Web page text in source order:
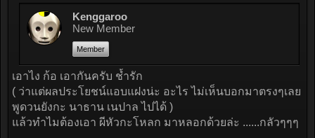
อีกที ปี2010ก้อน่าจาเข้าเดือนมีนาคมของปี2010จึงอยากให้กระจายตาราง
แข่งให้ใกล้ท้ายปีมากขึ้นอีกนิส :cry:
4.ในทุกวันพุธของทุกอาทิตย์ MSL ได้มีการจัดนอกรอบที่เรียกว่า"วันกระป๋อง
แห่งชาติ"ขึ้นโดย โปรโมเต้อจัยดีจอม อิอิ อยู่ทุกพุธอยู่แล้ว แล้วถ้าเกิดสนาม
สุดท้ายมีการแข่งขันในวันพฤหัสประชาชนชาวกระป๋องตาดำๆ ก้อน่าจาได้ถือ
โอกาสมาซ้อมเรียกความฟิตกันท่วนหน้า
5.ถ้าผู้จัดยินยอมกรุณาเลื่อนการแข่งขันออกไปเปนวันที่10Dec คุนพี่G.A.I. จะ
ได้กลับรังตั้งแต่เย็นวันศุกร์ที่4Dec กันไปเรยยาวๆถึงวันอังคาร ก้อน่าจะดีนะ
Kenggaroo
New Member
Member
เอาไง ก้อ เอากันครับ ช้ำรัก
( ว่าแต่ผลประโยชน์แอบแฝงน่ะ อะไร ไม่เห็นบอกมาตรงๆเลย
พูดวนยังกะ นาธาน เนปาล ไปได้ )
แล้วทำไมต้องเอา ผีหัวกะโหลก มาหลอกด้วยล่ะ ......กลัวๆๆๆ